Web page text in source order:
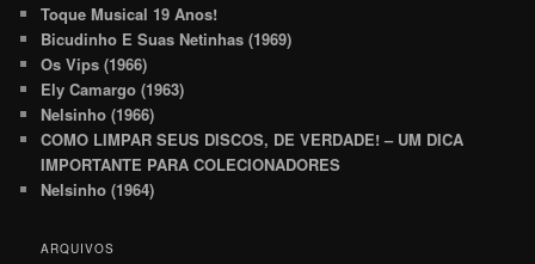
Toque Musical 19 Anos!
Bicudinho E Suas Netinhas (1969)
Os Vips (1966)
Ely Camargo (1963)
Nelsinho (1966)
COMO LIMPAR SEUS DISCOS, DE VERDADE! – UM DICA
IMPORTANTE PARA COLECIONADORES
Nelsinho (1964)
ARQUIVOS